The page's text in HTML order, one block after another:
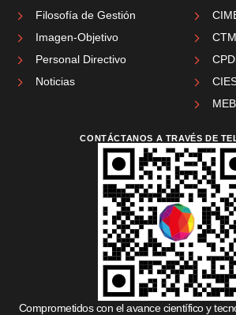
Filosofía de Gestión
Imagen-Objetivo
Personal Directivo
Noticias
CTM
MEB
CONTÁCTANOS A TRAVÉS DE
Comprometidos con el avance científico y